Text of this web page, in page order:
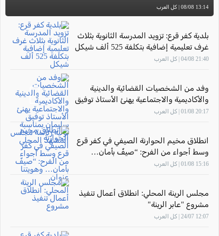
13:14 08/08 | كل العرب
بلدية كفر قرع: تزويد المدرسة الثانوية بثلاث
غرف تعليمية إضافية بتكلفة 525 ألف شيكل
21:40 04/08 | كل العرب
وفد من الشخصيات القضائية والدينية
والأكاديمية والاجتماعية يهنئ الأستاذ توفيق
سليمان بمناسبة توليه رئاسة مجلس
20:17 01/08 | كل العرب
انطلاق مخيم الحوارنة الصيفي في كفر قرع
وسط أجواء من الفرح: “صيفٌ بأمان…
وهويتنا عنوان"
15:16 01/08 | كل العرب
مجلس الرينة المحلي: انطلاق أعمال تنفيذ
مشروع "عابر الرينة"
12:07 24/07 | كل العرب